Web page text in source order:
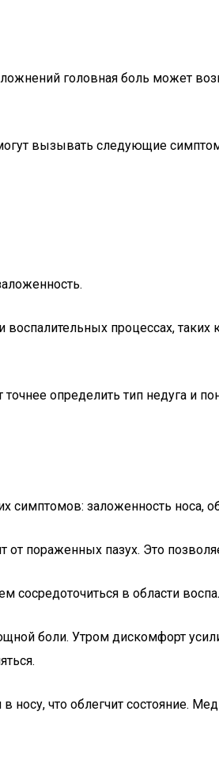
головная боль может
вызывать следующие
процессах,
определить тип недуга и
симптомов: заложенность носа,
от пораженных пазух. Это
сосредоточиться в области
боли. Утром дискомфорт
носу, что облегчит состояние.